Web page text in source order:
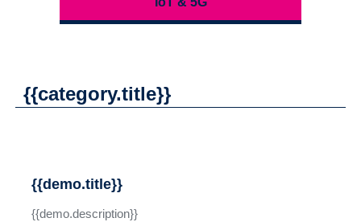
{{category.title}}
{{demo.title}}
{{demo.description}}